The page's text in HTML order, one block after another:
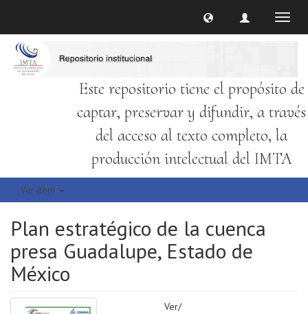
Este repositorio tiene el propósito de
captar, preservar y difundir, a través
del acceso al texto completo, la
producción intelectual del IMTA
Ver ítem
Plan estratégico de la cuenca
presa Guadalupe, Estado de
México
Ver/